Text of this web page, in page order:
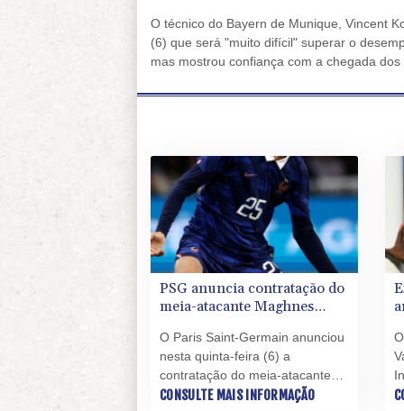
O técnico do Bayern de Munique, Vincent
(6) que será "muito difícil" superar o
mas mostrou confiança com a chegada
PSG anuncia contratação do
meia-atacante Maghnes
O Paris Saint-Germain anunciou
nesta quinta-feira (6) a
contratação do meia-atacante
francês Maghnes Akliouche, do
CONSULTE MAIS INFORMAÇÃO